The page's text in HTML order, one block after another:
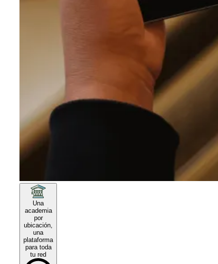
Una
academia
por
ubicación,
una
plataforma
para toda
tu red